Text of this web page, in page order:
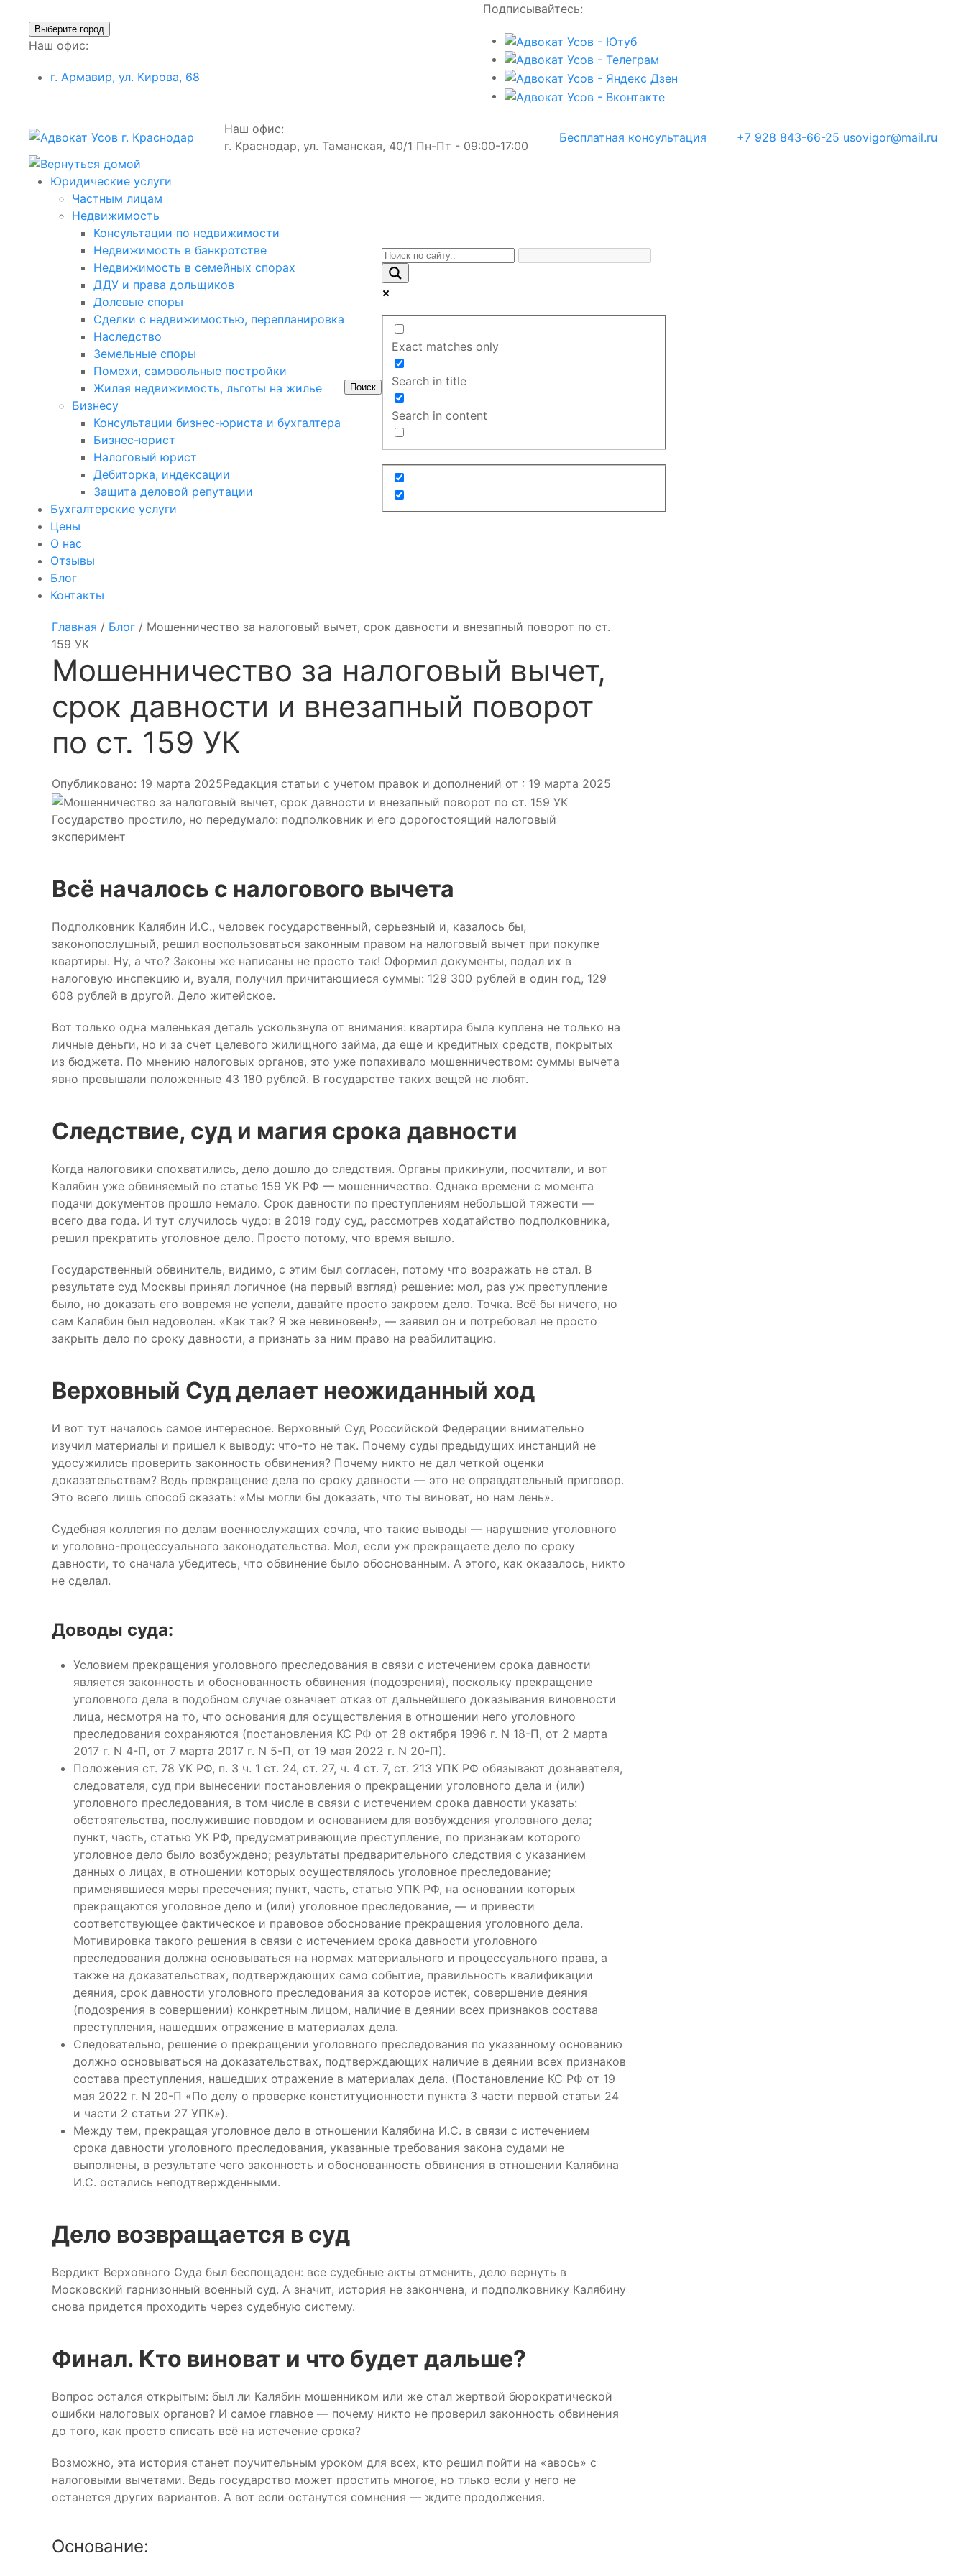
Выберите город
Наш офис:
г. Армавир, ул. Кирова, 68
Подписывайтесь:
Наш офис:
г. Краснодар, ул. Таманская, 40/1 Пн-Пт - 09:00-17:00
Бесплатная консультация +7 928 843-66-25 usovigor@mail.ru
Юридические услуги
Частным лицам
Недвижимость
Консультации по недвижимости
Недвижимость в банкротстве
Недвижимость в семейных спорах
ДДУ и права дольщиков
Долевые споры
Сделки с недвижимостью, перепланировка
Наследство
Земельные споры
Помехи, самовольные постройки
Жилая недвижимость, льготы на жилье
Бизнесу
Консультации бизнес-юриста и бухгалтера
Бизнес-юрист
Налоговый юрист
Дебиторка, индексации
Защита деловой репутации
Бухгалтерские услуги
Цены
О нас
Отзывы
Блог
Контакты
Поиск
Exact matches only
Search in title
Search in content
Главная / Блог / Мошенничество за налоговый вычет, срок давности и внезапный поворот по ст.
159 УК
Мошенничество за налоговый вычет,
срок давности и внезапный поворот
по ст. 159 УК
Опубликовано: 19 марта 2025Редакция статьи с учетом правок и дополнений от : 19 марта 2025
Государство простило, но передумало: подполковник и его дорогостоящий налоговый
эксперимент
Всё началось с налогового вычета
Подполковник Калябин И.С., человек государственный, серьезный и, казалось бы,
законопослушный, решил воспользоваться законным правом на налоговый вычет при покупке
квартиры. Ну, а что? Законы же написаны не просто так! Оформил документы, подал их в
налоговую инспекцию и, вуаля, получил причитающиеся суммы: 129 300 рублей в один год, 129
608 рублей в другой. Дело житейское.
Вот только одна маленькая деталь ускользнула от внимания: квартира была куплена не только на
личные деньги, но и за счет целевого жилищного займа, да еще и кредитных средств, покрытых
из бюджета. По мнению налоговых органов, это уже попахивало мошенничеством: суммы вычета
явно превышали положенные 43 180 рублей. В государстве таких вещей не любят.
Следствие, суд и магия срока давности
Когда налоговики спохватились, дело дошло до следствия. Органы прикинули, посчитали, и вот
Калябин уже обвиняемый по статье 159 УК РФ — мошенничество. Однако времени с момента
подачи документов прошло немало. Срок давности по преступлениям небольшой тяжести —
всего два года. И тут случилось чудо: в 2019 году суд, рассмотрев ходатайство подполковника,
решил прекратить уголовное дело. Просто потому, что время вышло.
Государственный обвинитель, видимо, с этим был согласен, потому что возражать не стал. В
результате суд Москвы принял логичное (на первый взгляд) решение: мол, раз уж преступление
было, но доказать его вовремя не успели, давайте просто закроем дело. Точка. Всё бы ничего, но
сам Калябин был недоволен. «Как так? Я же невиновен!», — заявил он и потребовал не просто
закрыть дело по сроку давности, а признать за ним право на реабилитацию.
Верховный Суд делает неожиданный ход
И вот тут началось самое интересное. Верховный Суд Российской Федерации внимательно
изучил материалы и пришел к выводу: что-то не так. Почему суды предыдущих инстанций не
удосужились проверить законность обвинения? Почему никто не дал четкой оценки
доказательствам? Ведь прекращение дела по сроку давности — это не оправдательный приговор.
Это всего лишь способ сказать: «Мы могли бы доказать, что ты виноват, но нам лень».
Судебная коллегия по делам военнослужащих сочла, что такие выводы — нарушение уголовного
и уголовно-процессуального законодательства. Мол, если уж прекращаете дело по сроку
давности, то сначала убедитесь, что обвинение было обоснованным. А этого, как оказалось, никто
не сделал.
Доводы суда:
Условием прекращения уголовного преследования в связи с истечением срока давности
является законность и обоснованность обвинения (подозрения), поскольку прекращение
уголовного дела в подобном случае означает отказ от дальнейшего доказывания виновности
лица, несмотря на то, что основания для осуществления в отношении него уголовного
преследования сохраняются (постановления КС РФ от 28 октября 1996 г. N 18-П, от 2 марта
2017 г. N 4-П, от 7 марта 2017 г. N 5-П, от 19 мая 2022 г. N 20-П).
Положения ст. 78 УК РФ, п. 3 ч. 1 ст. 24, ст. 27, ч. 4 ст. 7, ст. 213 УПК РФ обязывают дознавателя,
следователя, суд при вынесении постановления о прекращении уголовного дела и (или)
уголовного преследования, в том числе в связи с истечением срока давности указать:
обстоятельства, послужившие поводом и основанием для возбуждения уголовного дела;
пункт, часть, статью УК РФ, предусматривающие преступление, по признакам которого
уголовное дело было возбуждено; результаты предварительного следствия с указанием
данных о лицах, в отношении которых осуществлялось уголовное преследование;
применявшиеся меры пресечения; пункт, часть, статью УПК РФ, на основании которых
прекращаются уголовное дело и (или) уголовное преследование, — и привести
соответствующее фактическое и правовое обоснование прекращения уголовного дела.
Мотивировка такого решения в связи с истечением срока давности уголовного
преследования должна основываться на нормах материального и процессуального права, а
также на доказательствах, подтверждающих само событие, правильность квалификации
деяния, срок давности уголовного преследования за которое истек, совершение деяния
(подозрения в совершении) конкретным лицом, наличие в деянии всех признаков состава
преступления, нашедших отражение в материалах дела.
Следовательно, решение о прекращении уголовного преследования по указанному основанию
должно основываться на доказательствах, подтверждающих наличие в деянии всех признаков
состава преступления, нашедших отражение в материалах дела. (Постановление КС РФ от 19
мая 2022 г. N 20-П «По делу о проверке конституционности пункта 3 части первой статьи 24
и части 2 статьи 27 УПК»).
Между тем, прекращая уголовное дело в отношении Калябина И.С. в связи с истечением
срока давности уголовного преследования, указанные требования закона судами не
выполнены, в результате чего законность и обоснованность обвинения в отношении Калябина
И.С. остались неподтвержденными.
Дело возвращается в суд
Вердикт Верховного Суда был беспощаден: все судебные акты отменить, дело вернуть в
Московский гарнизонный военный суд. А значит, история не закончена, и подполковнику Калябину
снова придется проходить через судебную систему.
Финал. Кто виноват и что будет дальше?
Вопрос остался открытым: был ли Калябин мошенником или же стал жертвой бюрократической
ошибки налоговых органов? И самое главное — почему никто не проверил законность обвинения
до того, как просто списать всё на истечение срока?
Возможно, эта история станет поучительным уроком для всех, кто решил пойти на «авось» с
налоговыми вычетами. Ведь государство может простить многое, но тлько если у него не
останется других вариантов. А вот если останутся сомнения — ждите продолжения.
Основание: